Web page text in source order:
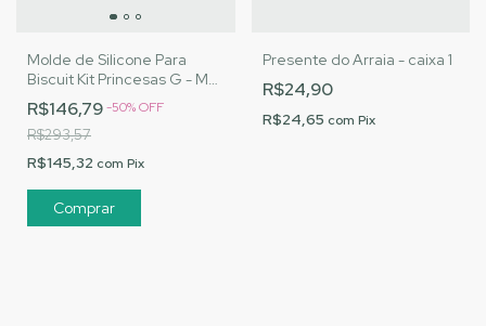
Molde de Silicone Para
Biscuit Kit Princesas G - MJ
Artesanatos |Cód. 1735
R$146,79-50%OFF
R$293,57
R$145,32 com Pix
Presente do Arraia - caixa 1
R$24,90
R$24,65 com Pix